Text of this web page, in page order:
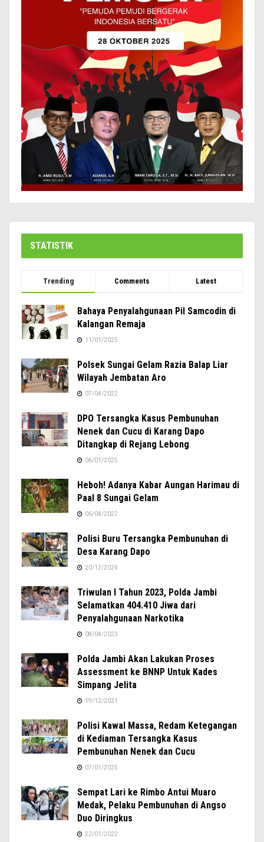
STATISTIK
Trending Comments Latest
Bahaya Penyalahgunaan Pil Samcodin di
Kalangan Remaja
11/01/2025
Polsek Sungai Gelam Razia Balap Liar
Wilayah Jembatan Aro
07/04/2022
DPO Tersangka Kasus Pembunuhan
Nenek dan Cucu di Karang Dapo
Ditangkap di Rejang Lebong
06/01/2025
Heboh! Adanya Kabar Aungan Harimau di
Paal 8 Sungai Gelam
06/04/2022
Polisi Buru Tersangka Pembunuhan di
Desa Karang Dapo
20/12/2024
Triwulan I Tahun 2023, Polda Jambi
Selamatkan 404.410 Jiwa dari
Penyalahgunaan Narkotika
08/04/2023
Polda Jambi Akan Lakukan Proses
Assessment ke BNNP Untuk Kades
Simpang Jelita
19/12/2021
Polisi Kawal Massa, Redam Ketegangan
di Kediaman Tersangka Kasus
Pembunuhan Nenek dan Cucu
07/01/2025
Sempat Lari ke Rimbo Antui Muaro
Medak, Pelaku Pembunuhan di Angso
Duo Diringkus
22/01/2022